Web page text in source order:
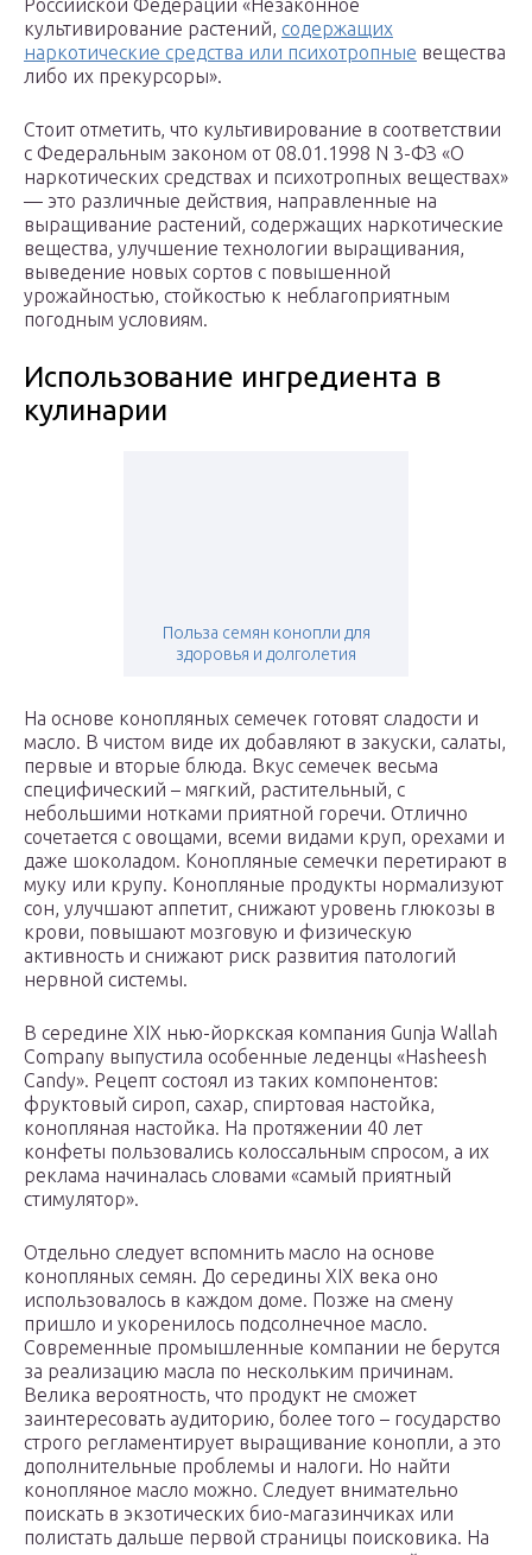
Российской Федерации «Незаконное
культивирование растений, содержащих
наркотические средства или психотропные вещества
либо их прекурсоры».
Стоит отметить, что культивирование в соответствии
с Федеральным законом от 08.01.1998 N 3-ФЗ «О
наркотических средствах и психотропных веществах»
— это различные действия, направленные на
выращивание растений, содержащих наркотические
вещества, улучшение технологии выращивания,
выведение новых сортов с повышенной
урожайностью, стойкостью к неблагоприятным
погодным условиям.
Использование ингредиента в
кулинарии
Польза семян конопли для
здоровья и долголетия
На основе конопляных семечек готовят сладости и
масло. В чистом виде их добавляют в закуски, салаты,
первые и вторые блюда. Вкус семечек весьма
специфический – мягкий, растительный, с
небольшими нотками приятной горечи. Отлично
сочетается с овощами, всеми видами круп, орехами и
даже шоколадом. Конопляные семечки перетирают в
муку или крупу. Конопляные продукты нормализуют
сон, улучшают аппетит, снижают уровень глюкозы в
крови, повышают мозговую и физическую
активность и снижают риск развития патологий
нервной системы.
В середине XIX нью-йоркская компания Gunja Wallah
Company выпустила особенные леденцы «Hasheesh
Candy». Рецепт состоял из таких компонентов:
фруктовый сироп, сахар, спиртовая настойка,
конопляная настойка. На протяжении 40 лет
конфеты пользовались колоссальным спросом, а их
реклама начиналась словами «самый приятный
стимулятор».
Отдельно следует вспомнить масло на основе
конопляных семян. До середины XIX века оно
использовалось в каждом доме. Позже на смену
пришло и укоренилось подсолнечное масло.
Современные промышленные компании не берутся
за реализацию масла по нескольким причинам.
Велика вероятность, что продукт не сможет
заинтересовать аудиторию, более того – государство
строго регламентирует выращивание конопли, а это
дополнительные проблемы и налоги. Но найти
конопляное масло можно. Следует внимательно
поискать в экзотических био-магазинчиках или
полистать дальше первой страницы поисковика. На